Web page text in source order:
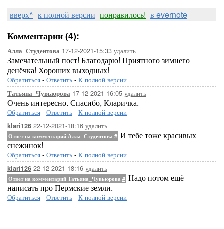
вверх^ к полной версии понравилось! в evernote
Комментарии (4):
Алла_Студентова 17-12-2021-15:33 удалить
Замечательный пост! Благодарю! Приятного зимнего
денёчка! Хороших выходных!
Обратиться - Ответить - К полной версии
Татьяна_Чувьюрова 17-12-2021-16:05 удалить
Очень интересно. Спасибо, Кларичка.
Обратиться - Ответить - К полной версии
klari126 22-12-2021-18:16 удалить
Ответ на комментарий Алла_Студентова # И тебе тоже красивых
снежинок!
Обратиться - Ответить - К полной версии
klari126 22-12-2021-18:16 удалить
Ответ на комментарий Татьяна_Чувьюрова # Надо потом ещё
написать про Пермские земли.
Обратиться - Ответить - К полной версии